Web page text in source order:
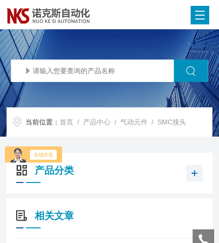
当前位置：首页 / 产品中心 /气动元件 / SMC接头
产品分类
相关文章